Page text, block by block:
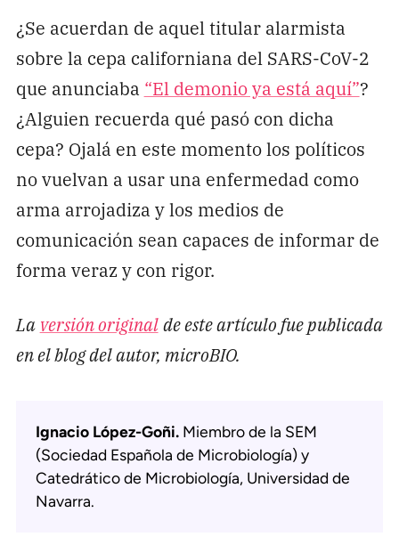
¿Se acuerdan de aquel titular alarmista
sobre la cepa californiana del SARS-CoV-2
que anunciaba “El demonio ya está aquí”?
¿Alguien recuerda qué pasó con dicha
cepa? Ojalá en este momento los políticos
no vuelvan a usar una enfermedad como
arma arrojadiza y los medios de
comunicación sean capaces de informar de
forma veraz y con rigor.
La versión originalde este artículo fue publicada
en el blog del autor, microBIO.
Ignacio López-Goñi.Miembro de la SEM
(Sociedad Española de Microbiología) y
Catedrático de Microbiología, Universidad de
Navarra.